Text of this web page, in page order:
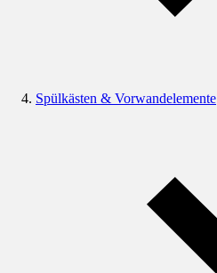
Spülkästen & Vorwandelemente